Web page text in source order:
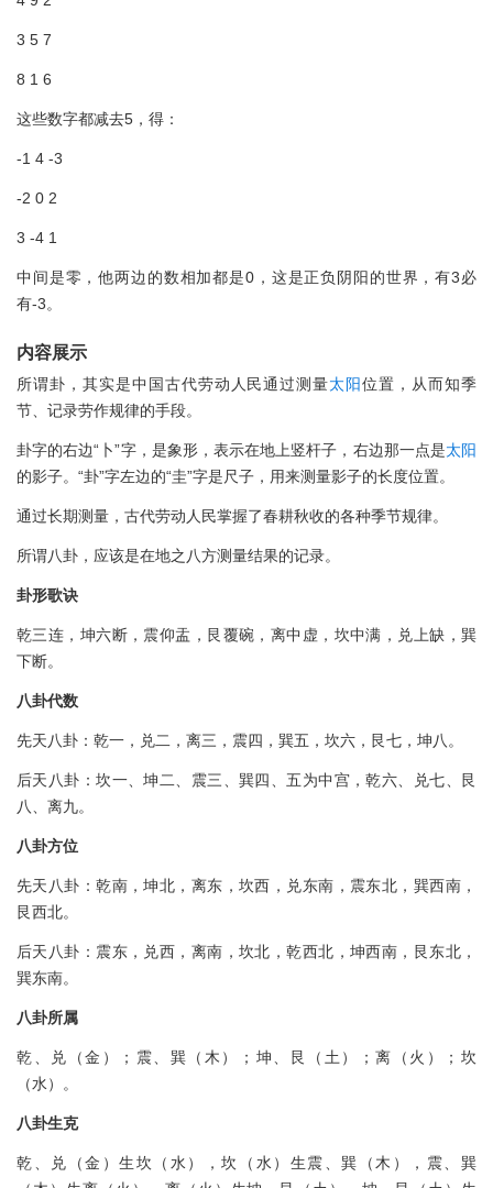
3 5 7
8 1 6
这些数字都减去5，得：
-1 4 -3
-2 0 2
3 -4 1
中间是零，他两边的数相加都是0，这是正负阴阳的世界，有3必
有-3。
内容展示
所谓卦，其实是中国古代劳动人民通过测量太阳位置，从而知季
节、记录劳作规律的手段。
卦字的右边“卜”字，是象形，表示在地上竖杆子，右边那一点是太阳
的影子。“卦”字左边的“圭”字是尺子，用来测量影子的长度位置。
通过长期测量，古代劳动人民掌握了春耕秋收的各种季节规律。
所谓八卦，应该是在地之八方测量结果的记录。
卦形歌诀
乾三连，坤六断，震仰盂，艮覆碗，离中虚，坎中满，兑上缺，巽
下断。
八卦代数
先天八卦：乾一，兑二，离三，震四，巽五，坎六，艮七，坤八。
后天八卦：坎一、坤二、震三、巽四、五为中宫，乾六、兑七、艮
八、离九。
八卦方位
先天八卦：乾南，坤北，离东，坎西，兑东南，震东北，巽西南，
艮西北。
后天八卦：震东，兑西，离南，坎北，乾西北，坤西南，艮东北，
巽东南。
八卦所属
乾、兑（金）；震、巽（木）；坤、艮（土）；离（火）；坎
（水）。
八卦生克
乾、兑（金）生坎（水），坎（水）生震、巽（木），震、巽